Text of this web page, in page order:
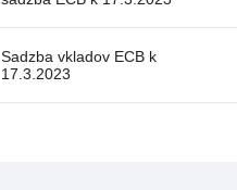
Sadzba vkladov ECB k
17.3.2023